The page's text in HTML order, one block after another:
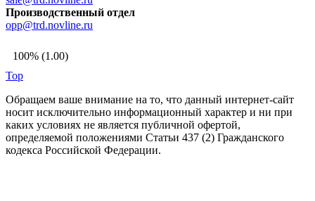
Производственный отдел
opp@trd.novline.ru
100% (1.00)
Top
Обращаем ваше внимание на то, что данный интернет-сайт
носит исключительно информационный характер и ни при
каких условиях не является публичной офертой,
определяемой положениями Статьи 437 (2) Гражданского
кодекса Российской Федерации.